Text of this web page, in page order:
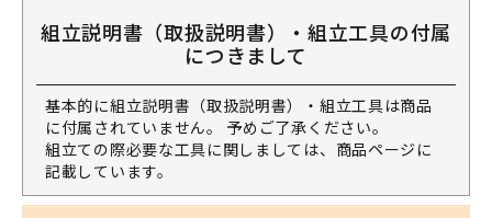
組立説明書（取扱説明書）・組立工具の付属
につきまして
基本的に組立説明書（取扱説明書）・組立工具は商品
に付属されていません。 予めご了承ください。
組立ての際必要な工具に関しましては、商品ページに
記載しています。